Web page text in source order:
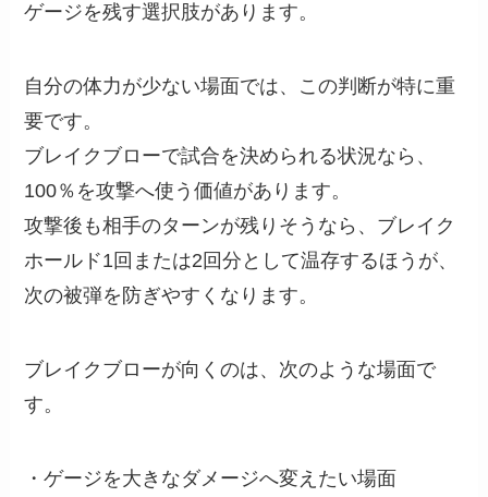
ゲージを残す選択肢があります。
自分の体力が少ない場面では、この判断が特に重
要です。
ブレイクブローで試合を決められる状況なら、
100％を攻撃へ使う価値があります。
攻撃後も相手のターンが残りそうなら、ブレイク
ホールド1回または2回分として温存するほうが、
次の被弾を防ぎやすくなります。
ブレイクブローが向くのは、次のような場面で
す。
・ゲージを大きなダメージへ変えたい場面